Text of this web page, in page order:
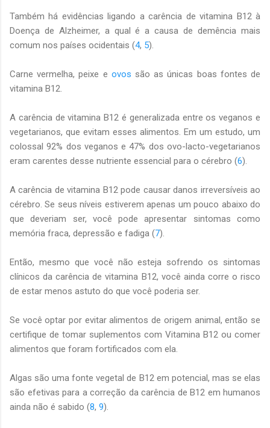
Também há evidências ligando a carência de vitamina B12 à
Doença de Alzheimer, a qual é a causa de demência mais
comum nos países ocidentais (4, 5).
Carne vermelha, peixe e ovos são as únicas boas fontes de
vitamina B12.
A carência de vitamina B12 é generalizada entre os veganos e
vegetarianos, que evitam esses alimentos. Em um estudo, um
colossal 92% dos veganos e 47% dos ovo-lacto-vegetarianos
eram carentes desse nutriente essencial para o cérebro (6).
A carência de vitamina B12 pode causar danos irreversíveis ao
cérebro. Se seus níveis estiverem apenas um pouco abaixo do
que deveriam ser, você pode apresentar sintomas como
memória fraca, depressão e fadiga (7).
Então, mesmo que você não esteja sofrendo os sintomas
clínicos da carência de vitamina B12, você ainda corre o risco
de estar menos astuto do que você poderia ser.
Se você optar por evitar alimentos de origem animal, então se
certifique de tomar suplementos com Vitamina B12 ou comer
alimentos que foram fortificados com ela.
Algas são uma fonte vegetal de B12 em potencial, mas se elas
são efetivas para a correção da carência de B12 em humanos
ainda não é sabido (8, 9).